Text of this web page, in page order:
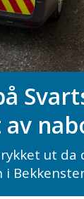
ut da